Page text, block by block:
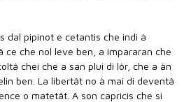
dal pipinot e cetantis che indi à
che nol leve ben, a impararan che
chei che a san plui di lôr, che a àn
ben. La libertât no à mai di deventâ
o matetât. A son capricis che si